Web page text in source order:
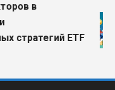
в
стратегий ETF